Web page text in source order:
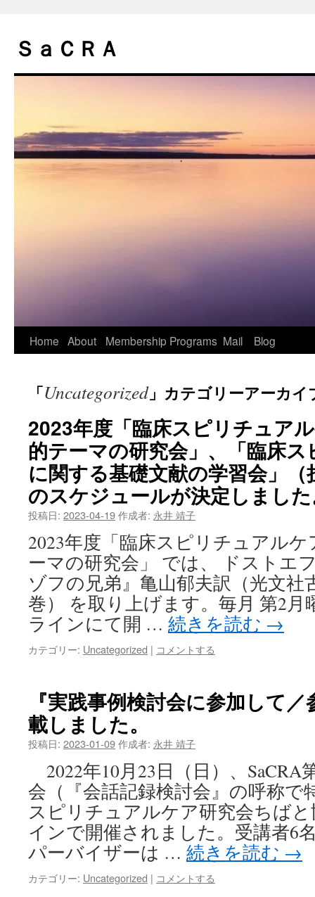
テ
ン
プ
ＳａＣＲＡ
Home About Membership Programs Mail Blog
「Uncategorized」カテゴリーアーカイ
2023年度「臨床スピリチュア
的テーマの研究会」、「臨床
に関する基礎文献の学習会」
のスケジュールが決定しまし
投稿日: 2023-04-19作成者: 永井 靖子
2023年度「臨床スピリチュアル
ーマの研究会」 では、 ドストエ
ゾフの兄弟』亀山郁夫訳（光文社
巻） を取り上げます。毎月 第2月
ラインにて開 … 続きを読む →
カテゴリー: Uncategorized | コメントする
『実践事例検討会に参加して
載しました。
投稿日: 2023-01-09作成者: 永井 靖子
2022年10月23日（日）、SaCRA
会（『会話記録検討会』の呼称で
スピリチュアルケア研究会ちば
インで開催されました。受講者6
パーバイザーは … 続きを読む →
カテゴリー: Uncategorized | コメントする